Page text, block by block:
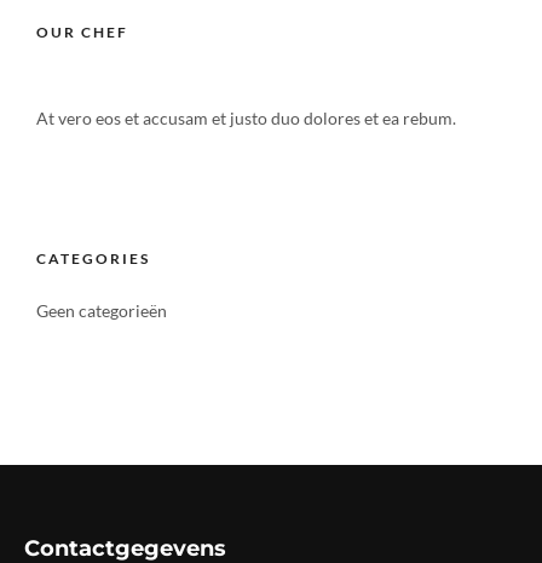
OUR CHEF
At vero eos et accusam et justo duo dolores et ea rebum.
CATEGORIES
Geen categorieën
Contactgegevens